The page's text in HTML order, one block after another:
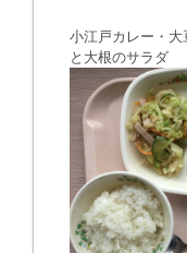
小江戸カレー・
と大根のサラダ